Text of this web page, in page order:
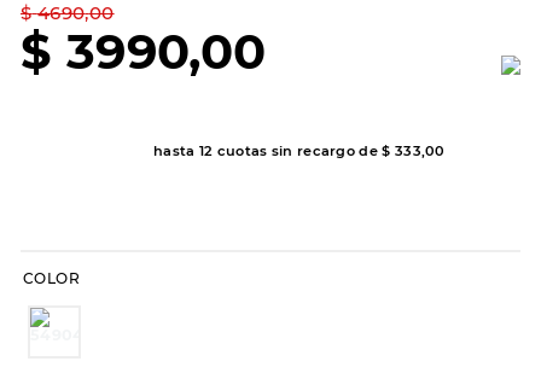
$ 4690,00
$ 3990,00
hasta 12 cuotas sin recargo de$ 333,00
COLOR